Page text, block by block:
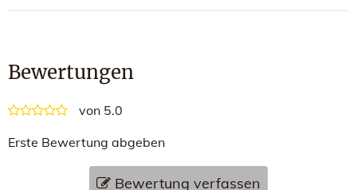
Bewertungen
von 5.0
Bewertung verfassen
Erste Bewertung abgeben